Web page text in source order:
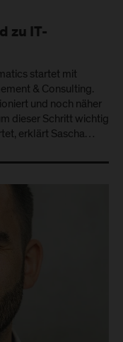
zu IT-
startet mit
& Consulting.
und noch näher
dieser Schritt wichtig
erklärt Sascha…